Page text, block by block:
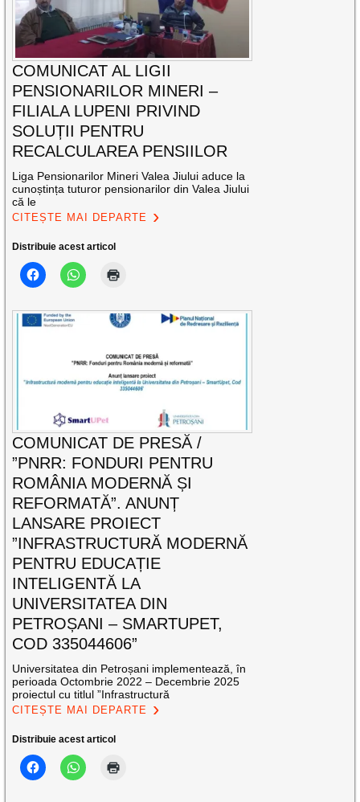
COMUNICAT AL LIGII
PENSIONARILOR MINERI –
FILIALA LUPENI PRIVIND
SOLUȚII PENTRU
RECALCULAREA PENSIILOR
Liga Pensionarilor Mineri Valea Jiului aduce la
cunoștința tuturor pensionarilor din Valea Jiului
că le
CITEȘTE MAI DEPARTE
Distribuie acest articol
COMUNICAT DE PRESĂ /
”PNRR: FONDURI PENTRU
ROMÂNIA MODERNĂ ȘI
REFORMATĂ”. ANUNȚ
LANSARE PROIECT
”INFRASTRUCTURĂ MODERNĂ
PENTRU EDUCAȚIE
INTELIGENTĂ LA
UNIVERSITATEA DIN
PETROȘANI – SMARTUPET,
COD 335044606”
Universitatea din Petroșani implementează, în
perioada Octombrie 2022 – Decembrie 2025
proiectul cu titlul ”Infrastructură
CITEȘTE MAI DEPARTE
Distribuie acest articol